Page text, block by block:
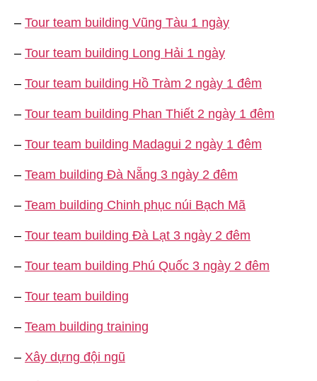
– Tour team building Vũng Tàu 1 ngày
– Tour team building Long Hải 1 ngày
– Tour team building Hồ Tràm 2 ngày 1 đêm
– Tour team building Phan Thiết 2 ngày 1 đêm
– Tour team building Madagui 2 ngày 1 đêm
– Team building Đà Nẵng 3 ngày 2 đêm
– Team building Chinh phục núi Bạch Mã
– Tour team building Đà Lạt 3 ngày 2 đêm
– Tour team building Phú Quốc 3 ngày 2 đêm
– Tour team building
– Team building training
– Xây dựng đội ngũ